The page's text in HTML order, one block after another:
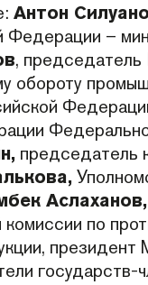
Антон
Федерации –
, председатель
обороту
председатель
Аслаханов,
по